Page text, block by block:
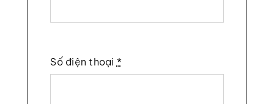
Số điện thoại *